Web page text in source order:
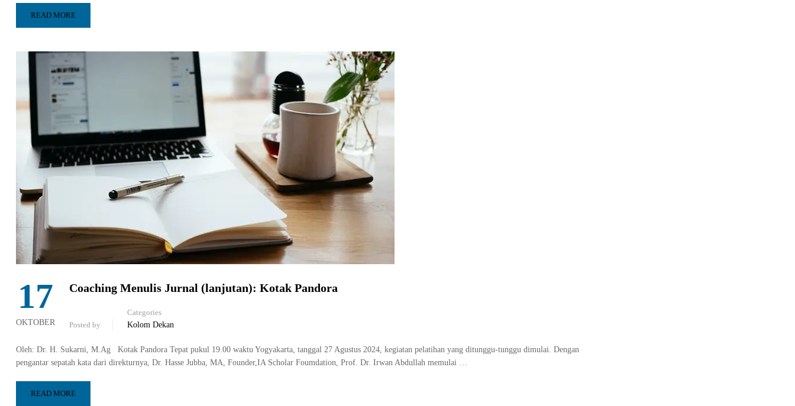
READ MORE
17
OKTOBER
Coaching Menulis Jurnal (lanjutan): Kotak Pandora
Posted by
Categories
Kolom Dekan
Oleh: Dr. H. Sukarni, M.Ag Kotak Pandora Tepat pukul 19.00 waktu Yogyakarta, tanggal 27 Agustus 2024, kegiatan pelatihan yang ditunggu-tunggu dimulai. Dengan
pengantar sepatah kata dari direkturnya, Dr. Hasse Jubba, MA, Founder,IA Scholar Foumdation, Prof. Dr. Irwan Abdullah memulai …
READ MORE